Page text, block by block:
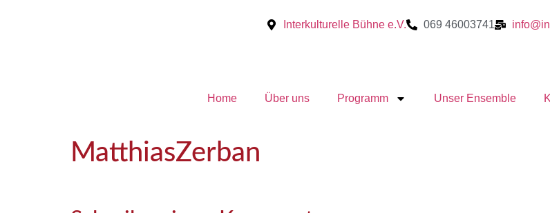
Interkulturelle Bühne e.V. 069 46003741
Home Über uns Programm Unser Ensemble
MatthiasZerban